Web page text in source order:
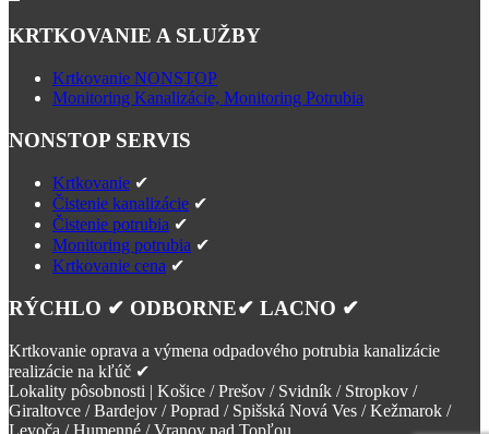
KRTKOVANIE A SLUŽBY
Krtkovanie NONSTOP
Monitoring Kanalizácie, Monitoring Potrubia
NONSTOP SERVIS
Krtkovanie ✔
Čistenie kanalizácie ✔
Čistenie potrubia ✔
Monitoring potrubia ✔
Krtkovanie cena ✔
RÝCHLO ✔ ODBORNE✔ LACNO ✔
Krtkovanie oprava a výmena odpadového potrubia kanalizácie
realizácie na kľúč ✔
Lokality pôsobnosti | Košice / Prešov / Svidník / Stropkov /
Giraltovce / Bardejov / Poprad / Spišská Nová Ves / Kežmarok /
Levoča / Humenné / Vranov nad Topľou